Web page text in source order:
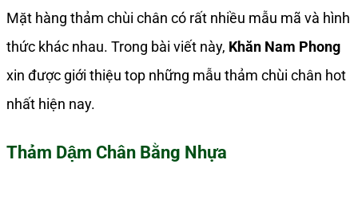
Mặt hàng thảm chùi chân có rất nhiều mẫu mã và hình
thức khác nhau. Trong bài viết này, Khăn Nam Phong
xin được giới thiệu top những mẫu thảm chùi chân hot
nhất hiện nay.
Thảm Dậm Chân Bằng Nhựa